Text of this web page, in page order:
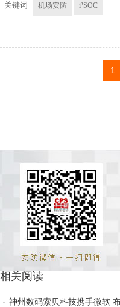
关键词 机场安防 i³SOC
1
相关阅读
神州数码索贝科技携手微软